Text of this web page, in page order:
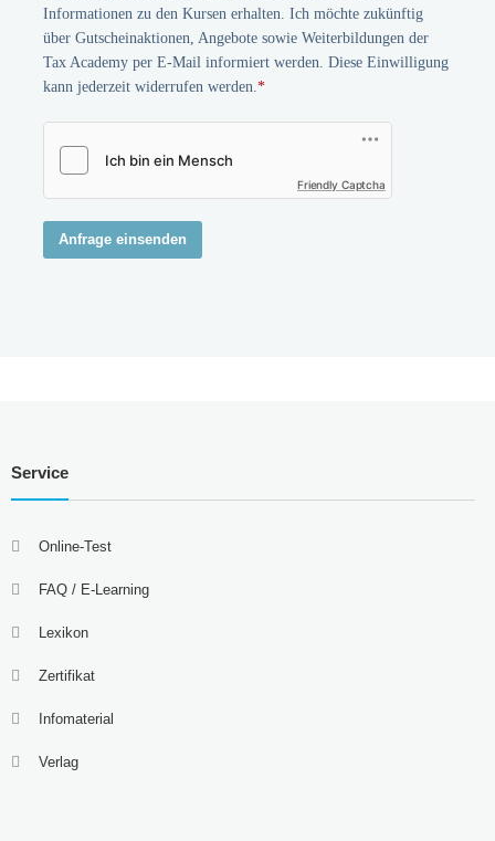
Informationen zu den Kursen erhalten. Ich möchte zukünftig
über Gutscheinaktionen, Angebote sowie Weiterbildungen der
Tax Academy per E-Mail informiert werden. Diese Einwilligung
kann jederzeit widerrufen werden.*
Friendly Captcha
Anfrage einsenden
Service
Online-Test
FAQ / E-Learning
Lexikon
Zertifikat
Infomaterial
Verlag